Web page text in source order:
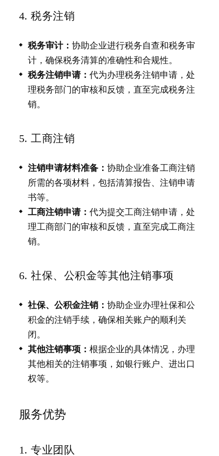
4. 税务注销
税务审计：协助企业进行税务自查和税务审
计，确保税务清算的准确性和合规性。
税务注销申请：代为办理税务注销申请，处
理税务部门的审核和反馈，直至完成税务注
销。
5. 工商注销
注销申请材料准备：协助企业准备工商注销
所需的各项材料，包括清算报告、注销申请
书等。
工商注销申请：代为提交工商注销申请，处
理工商部门的审核和反馈，直至完成工商注
销。
6. 社保、公积金等其他注销事项
社保、公积金注销：协助企业办理社保和公
积金的注销手续，确保相关账户的顺利关
闭。
其他注销事项：根据企业的具体情况，办理
其他相关的注销事项，如银行账户、进出口
权等。
服务优势
1. 专业团队